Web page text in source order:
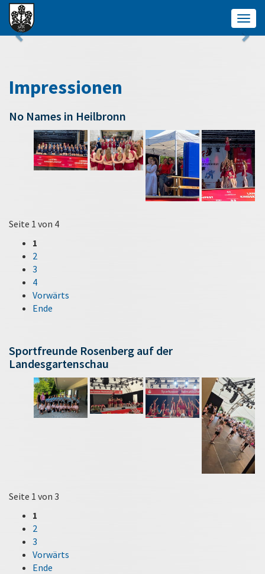
Impressionen
No Names in Heilbronn
Seite 1 von 4
1
2
3
4
Vorwärts
Ende
Sportfreunde Rosenberg auf der
Landesgartenschau
Seite 1 von 3
1
2
3
Vorwärts
Ende